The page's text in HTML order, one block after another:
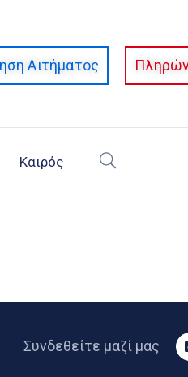
Αιτήματος
Καιρός
Συνδεθείτε μαζί μας